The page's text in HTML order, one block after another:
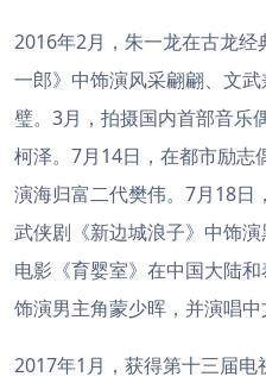
2016年2月，朱一龙在古龙
一郎》中饰演风采翩翩、文
璧。3月，拍摄国内首部音乐
柯泽。7月14日，在都市励志
演海归富二代樊伟。7月18日
武侠剧《新边城浪子》中饰
电影《育婴室》在中国大陆
饰演男主角蒙少晖，并演唱中
2017年1月，获得第十三届电